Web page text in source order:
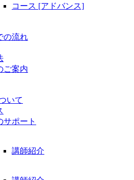
コース [アドバンス]
の流れ
ご案内
いて
サポート
講師紹介